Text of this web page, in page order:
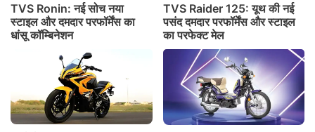
TVS Ronin: नई सोच नया
स्टाइल और दमदार परफॉर्मेंस का
धांसू कॉम्बिनेशन
TVS Raider 125: यूथ की नई
पसंद दमदार परफॉर्मेंस और स्टाइल
का परफेक्ट मेल